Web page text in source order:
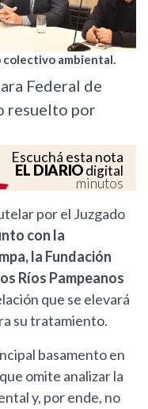
colectivo ambiental.
Federal de
resuelto por
Escuchá esta nota
EL DIARIOdigital
minutos
por el Juzgado
con la
la Fundación
Ríos Pampeanos
que se elevará
su tratamiento.
basamento en
omite analizar la
y, por ende, no